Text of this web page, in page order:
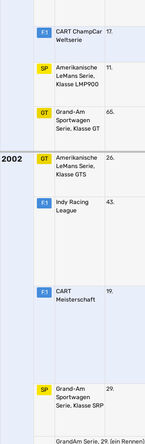
F.1
CART ChampCar
Weltserie
17.
SP
Amerikanische
LeMans Serie,
Klasse LMP900
11.
GT
Grand-Am
Sportwagen
Serie, Klasse GT
65.
2002 GT
Amerikanische
LeMans Serie,
Klasse GTS
26.
F.1
Indy Racing
League
43.
F.1
CART
Meisterschaft
19.
SP
Grand-Am
Sportwagen
Serie, Klasse SRP
29.
GrandAm Serie, 29. (ein Rennen)